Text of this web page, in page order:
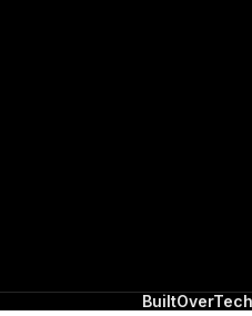
BuiltOverTech